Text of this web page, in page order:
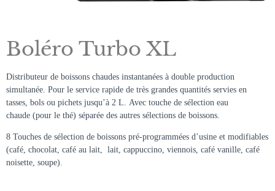
Boléro Turbo XL
Distributeur de boissons chaudes instantanées à double production
simultanée. Pour le service rapide de très grandes quantités servies en
tasses, bols ou pichets jusqu’à 2 L. Avec touche de sélection eau
chaude (pour le thé) séparée des autres sélections de boissons.
8 Touches de sélection de boissons pré-programmées d’usine et modifiables
(café, chocolat, café au lait, lait, cappuccino, viennois, café vanille, café
noisette, soupe).